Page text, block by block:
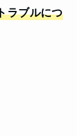
ラブルにつ